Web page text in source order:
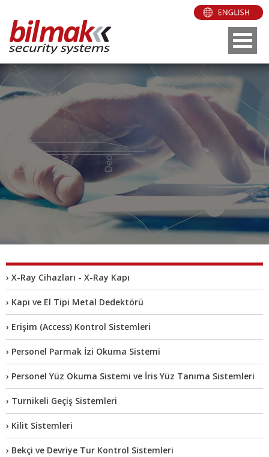
› X-Ray Cihazları - X-Ray Kapı
› Kapı ve El Tipi Metal Dedektörü
› Erişim (Access) Kontrol Sistemleri
› Personel Parmak İzi Okuma Sistemi
› Personel Yüz Okuma Sistemi ve İris Yüz Tanıma Sistemleri
› Turnikeli Geçiş Sistemleri
› Kilit Sistemleri
› Bekçi ve Devriye Tur Kontrol Sistemleri